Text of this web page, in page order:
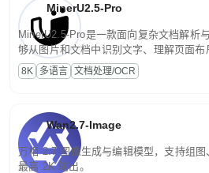
MinerU2.5-Pro
MinerU2.5-Pro是一款面向复杂文档解析
够从图片和文档中识别文字、理解页面
为便于存储、检索和二次处理的结构化结
8K 多语言 文档处理/OCR
Wan2.7-Image
万相 2.7 图像生成与编辑模型，支持组
最高 2K 输出。